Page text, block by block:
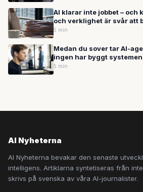
AI klarar inte jobbet – och
och verklighet är svår att
5 min
Medan du sover tar AI-
ingen har byggt
5 min
AI Nyheterna
AI Nyheterna bevakar den senaste
intelligens. Artiklarna syntetiseras från
skrivs på svenska av våra AI-journalister.